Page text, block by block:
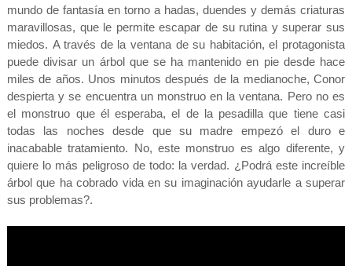
mundo de fantasía en torno a hadas, duendes y demás criaturas
maravillosas, que le permite escapar de su rutina y superar sus
miedos. A través de la ventana de su habitación, el protagonista
puede divisar un árbol que se ha mantenido en pie desde hace
miles de años. Unos minutos después de la medianoche, Conor
despierta y se encuentra un monstruo en la ventana. Pero no es
el monstruo que él esperaba, el de la pesadilla que tiene casi
todas las noches desde que su madre empezó el duro e
inacabable tratamiento. No, este monstruo es algo diferente, y
quiere lo más peligroso de todo: la verdad. ¿Podrá este increíble
árbol que ha cobrado vida en su imaginación ayudarle a superar
sus problemas?.